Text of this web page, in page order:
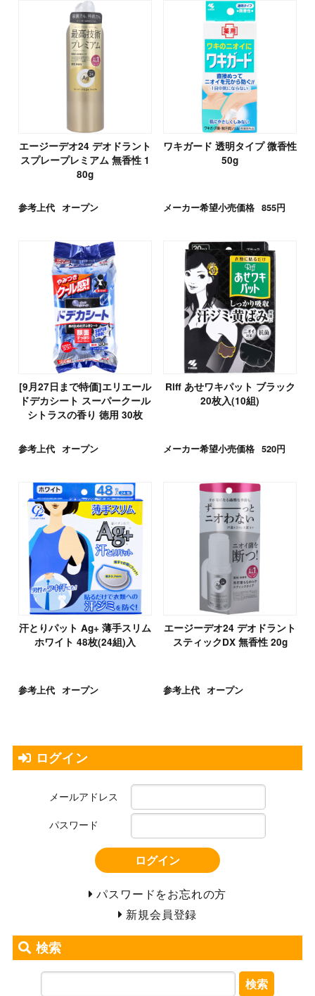
エージーデオ24 デオドラント
スプレープレミアム 無香性 1
80g
参考上代 オープン
ワキガード 透明タイプ 微香性
50g
メーカー希望小売価格 855円
[9月27日まで特価]エリエール
ドデカシート スーパークール
シトラスの香り 徳用 30枚
参考上代 オープン
Riff あせワキパット ブラック
20枚入(10組)
メーカー希望小売価格 520円
汗とりパット Ag+ 薄手スリム
ホワイト 48枚(24組)入
参考上代 オープン
エージーデオ24 デオドラント
スティックDX 無香性 20g
参考上代 オープン
ログイン
メールアドレス
パスワード
ログイン
パスワードをお忘れの方
新規会員登録
検索
検索